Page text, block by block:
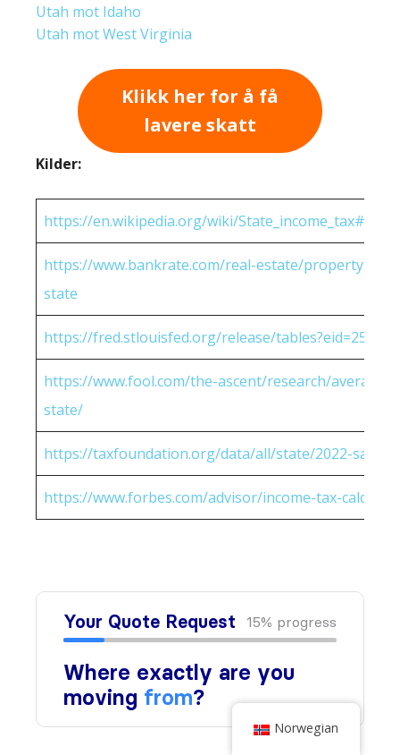
Utah mot Idaho
Utah mot West Virginia
Klikk her for å få
lavere skatt
Kilder:
https://en.wikipedia.org/wiki/
https://www.bankrate.com/real-estate/property-
state
https://fred.stlouisfed.org/release/
https://www.fool.com/the-ascent/research/average-
state/
https://taxfoundation.org/data/all/state/2022-sales-
https://www.forbes.com/advisor/income-tax-
Norwegian